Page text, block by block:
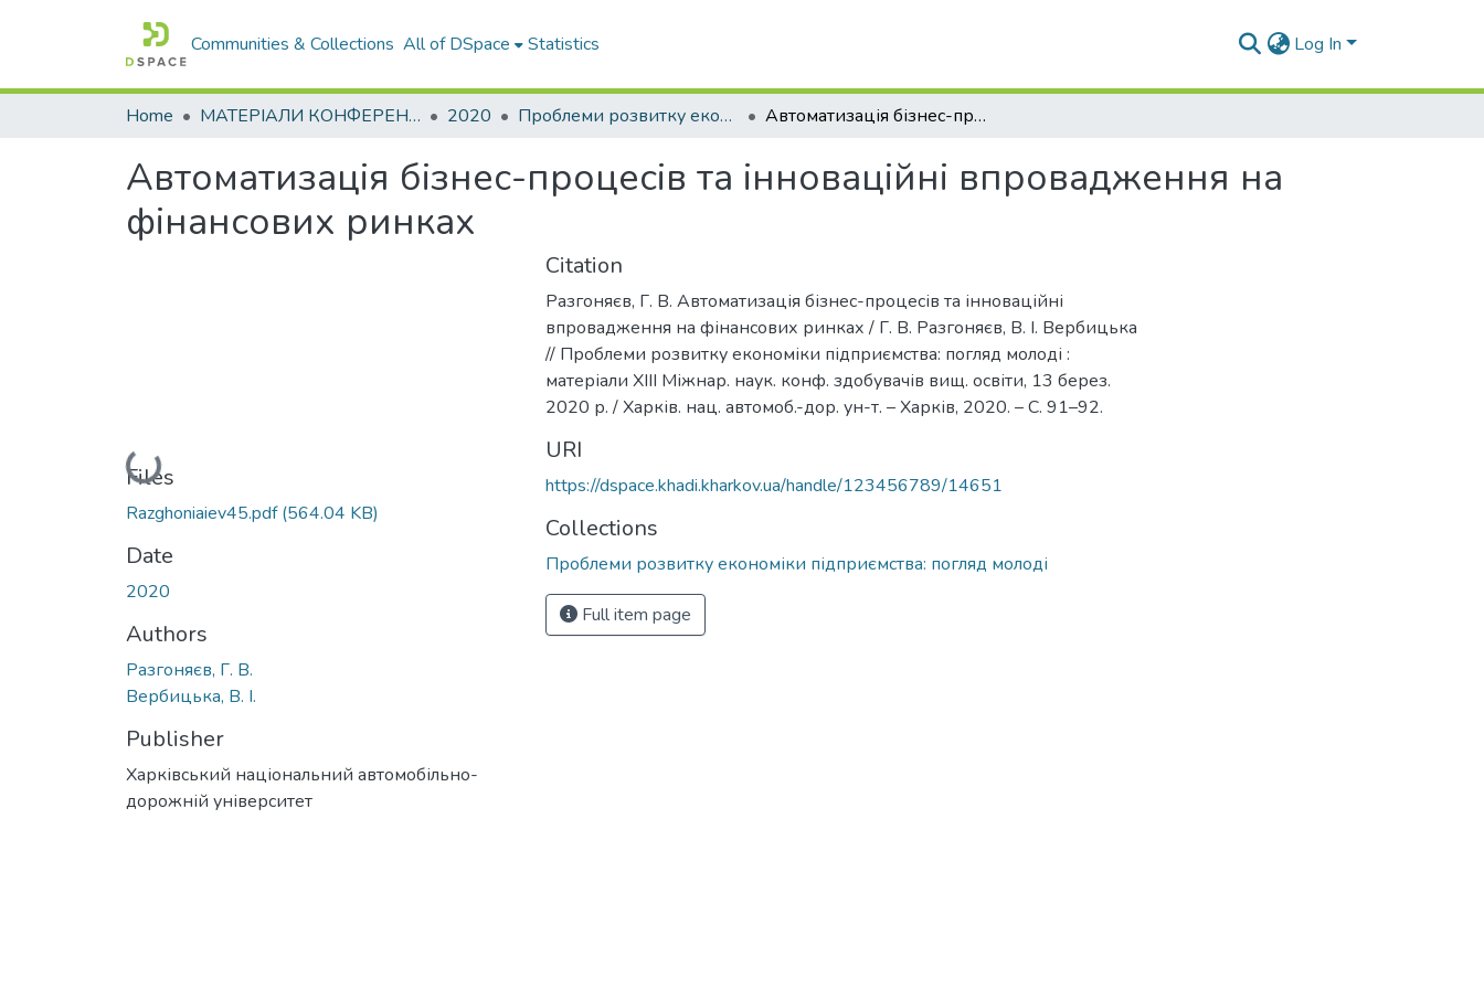
Communities & Collections All of DSpace Statistics Log In
Home МАТЕРІАЛИ КОНФЕРЕНЦІЙ 2020 Проблеми розвитку економіки підприємства: погляд молоді Автоматизація бізнес-процесів та інноваційні впровадження на фінансових ринках
Автоматизація бізнес-процесів та інноваційні впровадження на
фінансових ринках
Loading...
Files
Razghoniaiev45.pdf(564.04 KB)
Date
2020
Authors
Разгоняєв, Г. В.
Вербицька, В. І.
Publisher
Харківський національний автомобільно-
дорожній університет
Citation
Разгоняєв, Г. В. Автоматизація бізнес-процесів та інноваційні
впровадження на фінансових ринках / Г. В. Разгоняєв, В. І. Вербицька
// Проблеми розвитку економіки підприємства: погляд молоді :
матеріали XIII Міжнар. наук. конф. здобувачів вищ. освіти, 13 берез.
2020 р. / Харків. нац. автомоб.-дор. ун-т. – Харків, 2020. – С. 91–92.
URI
https://dspace.khadi.kharkov.ua/handle/123456789/14651
Collections
Проблеми розвитку економіки підприємства: погляд молоді
Full item page